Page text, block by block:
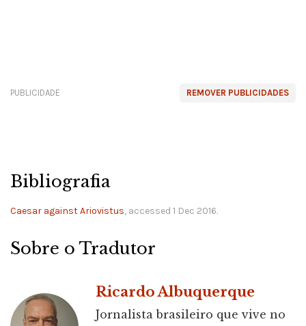
REMOVER PUBLICIDADES
PUBLICIDADE
Bibliografia
Caesar against Ariovistus, accessed 1 Dec 2016.
Sobre o Tradutor
Ricardo Albuquerque
Jornalista brasileiro que vive no